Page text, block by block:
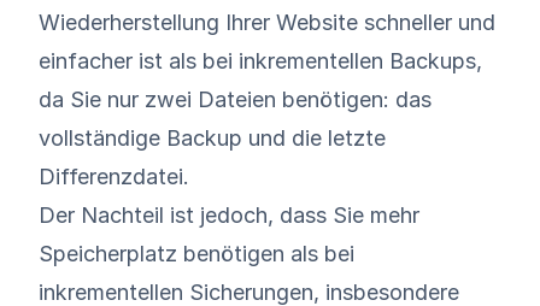
Wiederherstellung Ihrer Website schneller und
einfacher ist als bei inkrementellen Backups,
da Sie nur zwei Dateien benötigen: das
vollständige Backup und die letzte
Differenzdatei.
Der Nachteil ist jedoch, dass Sie mehr
Speicherplatz benötigen als bei
inkrementellen Sicherungen, insbesondere